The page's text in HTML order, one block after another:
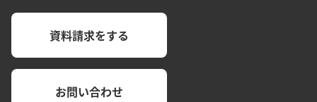
資料請求をする
お問い合わせ